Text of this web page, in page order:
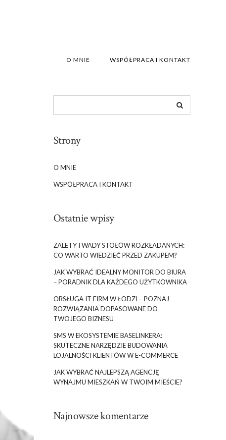
O MNIE WSPÓŁPRACA I KONTAKT
Strony
O MNIE
WSPÓŁPRACA I KONTAKT
Ostatnie wpisy
ZALETY I WADY STOŁÓW ROZKŁADANYCH:
CO WARTO WIEDZIEĆ PRZED ZAKUPEM?
JAK WYBRAĆ IDEALNY MONITOR DO BIURA
– PORADNIK DLA KAŻDEGO UŻYTKOWNIKA
OBSŁUGA IT FIRM W ŁODZI – POZNAJ
ROZWIĄZANIA DOPASOWANE DO
TWOJEGO BIZNESU
SMS W EKOSYSTEMIE BASELINKERA:
SKUTECZNE NARZĘDZIE BUDOWANIA
LOJALNOŚCI KLIENTÓW W E-COMMERCE
JAK WYBRAĆ NAJLEPSZĄ AGENCJĘ
WYNAJMU MIESZKAŃ W TWOIM MIEŚCIE?
Najnowsze komentarze